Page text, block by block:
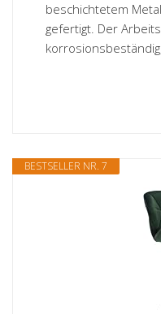
beschichtetem
gefertigt. Der
BESTSELLER NR. 7